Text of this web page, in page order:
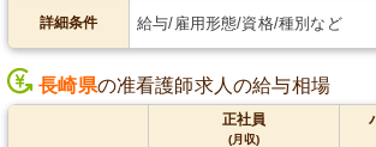
詳細条件 給与/雇用形態/資格/種別など
長崎県の准看護師求人の給与相場
正社員
(月収)